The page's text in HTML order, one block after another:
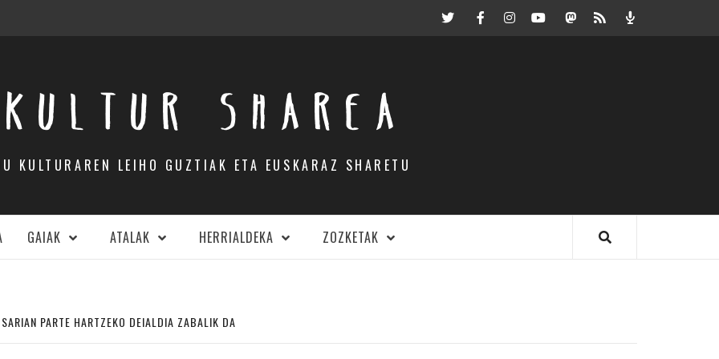
TwitterFacebookInstagramYoutubeMastodon.eus
RSS Podcast
KULTUR SHAREA
KULTURAREN LEIHO GUZTIAK ETA EUSKARAZ SHARETU
GAIAK ATALAK HERRIALDEKA ZOZKETAK
PARTE HARTZEKO DEIALDIA ZABALIK DA